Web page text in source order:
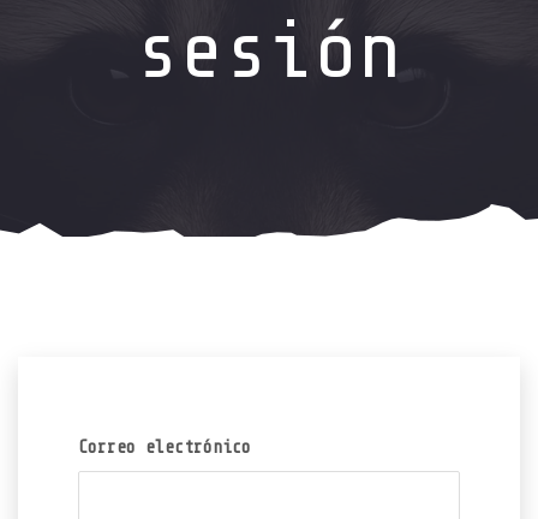
sesión
Correo electrónico